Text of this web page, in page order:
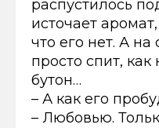
распустилось
источает
что его нет. А
просто спит,
бутон…
– А как его
– Любовью.